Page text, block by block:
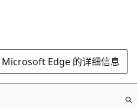
Edge 的详细信息